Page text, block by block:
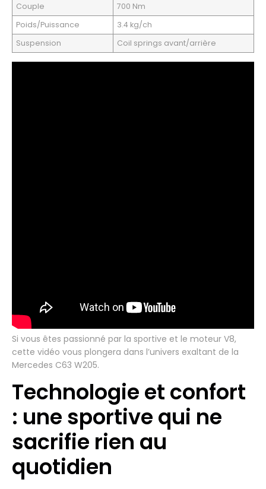
Couple
700 Nm
Poids/Puissance
3.4 kg/ch
Suspension
Coil springs avant/arrière
Si vous êtes passionné par la sportive et le moteur V8,
cette vidéo vous plongera dans l’univers exaltant de la
Mercedes C63 W205.
Technologie et confort
: une sportive qui ne
sacrifie rien au
quotidien